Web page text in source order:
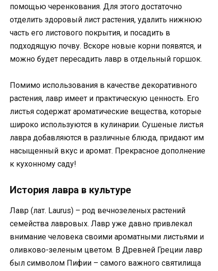
помощью черенкования. Для этого достаточно
отделить здоровый лист растения, удалить нижнюю
часть его листового покрытия, и посадить в
подходящую почву. Вскоре новые корни появятся, и
можно будет пересадить лавр в отдельный горшок.
Помимо использования в качестве декоративного
растения, лавр имеет и практическую ценность. Его
листья содержат ароматические вещества, которые
широко используются в кулинарии. Сушеные листья
лавра добавляются в различные блюда, придают им
насыщенный вкус и аромат. Прекрасное дополнение
к кухонному саду!
История лавра в культуре
Лавр (лат. Laurus) – род вечнозеленых растений
семейства лавровых. Лавр уже давно привлекал
внимание человека своими ароматными листьями и
оливково-зеленым цветом. В Древней Греции лавр
был символом Пифии – самого важного святилища